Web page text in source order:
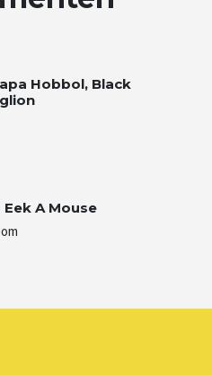
Hobbol, Black
A Mouse